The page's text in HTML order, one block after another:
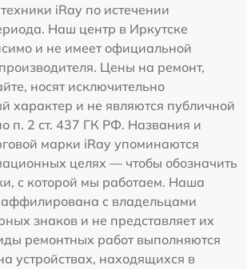
iRay по истечении
Наш центр в Иркутске
и не имеет официальной
Цены на ремонт,
носят исключительно
характер и не являются публичной
п. 2 ст. 437 ГК РФ. Названия и
марки iRay упоминаются
целях — чтобы обозначить
с которой мы работаем. Наша
с владельцами
знаков и не представляет их
ремонтных работ выполняются
устройствах, находящихся в